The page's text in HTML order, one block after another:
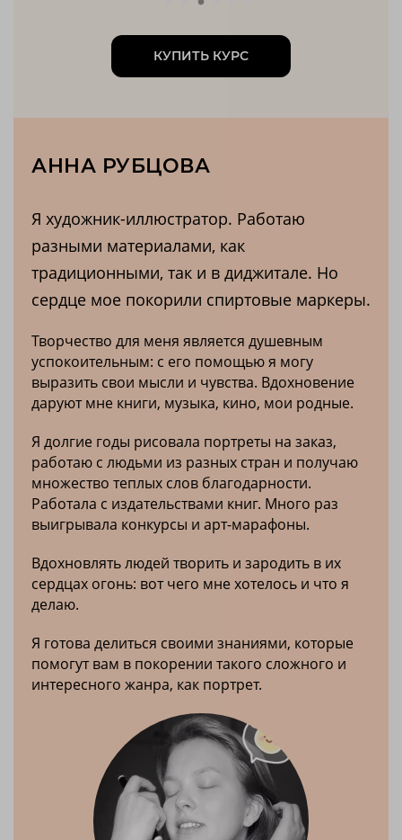
КУПИТЬ КУРС
АННА РУБЦОВА
Я художник-иллюстратор. Работаю
разными материалами, как
традиционными, так и в диджитале. Но
сердце мое покорили спиртовые маркеры.
Творчество для меня является душевным
успокоительным: с его помощью я могу
выразить свои мысли и чувства. Вдохновение
даруют мне книги, музыка, кино, мои родные.
Я долгие годы рисовала портреты на заказ,
работаю с людьми из разных стран и получаю
множество теплых слов благодарности.
Работала с издательствами книг. Много раз
выигрывала конкурсы и арт-марафоны.
Вдохновлять людей творить и зародить в их
сердцах огонь: вот чего мне хотелось и что я
делаю.
Я готова делиться своими знаниями, которые
помогут вам в покорении такого сложного и
интересного жанра, как портрет.